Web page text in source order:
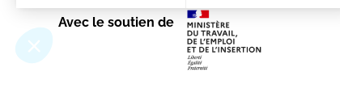
Avec le soutien de